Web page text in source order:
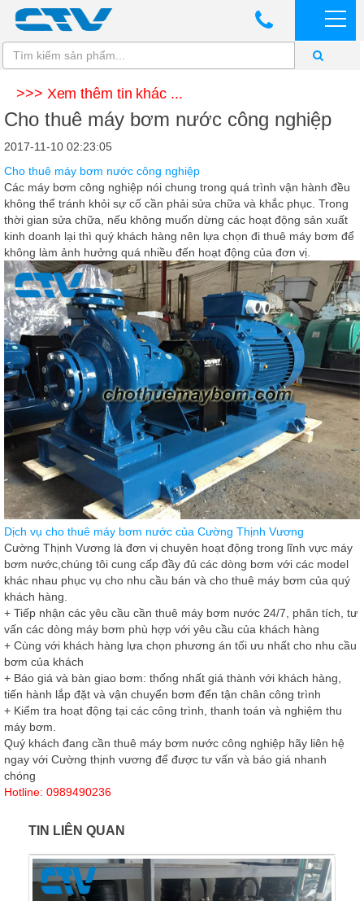
>>> Xem thêm tin khác ...
Cho thuê máy bơm nước công nghiệp
2017-11-10 02:23:05
Cho thuê máy bơm nước công nghiệp
Các máy bơm công nghiệp nói chung trong quá trình vận hành đều
không thể tránh khỏi sự cố cần phải sửa chữa và khắc phục. Trong
thời gian sửa chữa, nếu không muốn dừng các hoạt động sản xuất
kinh doanh lại thì quý khách hàng nên lựa chọn đi thuê máy bơm để
không làm ảnh hưởng quá nhiều đến hoạt động của đơn vị.
Dịch vụ cho thuê máy bơm nước của Cường Thịnh Vương
Cường Thịnh Vương là đơn vị chuyên hoạt động trong lĩnh vực máy
bơm nước,chúng tôi cung cấp đầy đủ các dòng bơm với các model
khác nhau phục vụ cho nhu cầu bán và cho thuê máy bơm của quý
khách hàng.
+ Tiếp nhận các yêu cầu cần thuê máy bơm nước 24/7, phân tích, tư
vấn các dòng máy bơm phù hợp với yêu cầu của khách hàng
+ Cùng với khách hàng lựa chọn phương án tối ưu nhất cho nhu cầu
bơm của khách
+ Báo giá và bàn giao bơm: thống nhất giá thành với khách hàng,
tiến hành lắp đặt và vận chuyển bơm đến tận chân công trình
+ Kiểm tra hoạt động tại các công trình, thanh toán và nghiệm thu
máy bơm.
Quý khách đang cần thuê máy bơm nước công nghiệp hãy liên hệ
ngay với Cường thịnh vương để được tư vấn và báo giá nhanh
chóng
Hotline: 0989490236
TIN LIÊN QUAN